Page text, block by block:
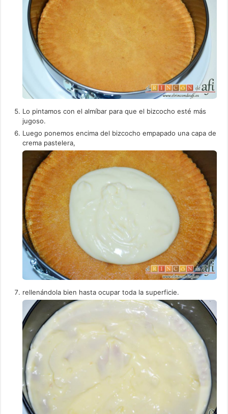
Lo pintamos con el almíbar para que el bizcocho esté más
jugoso.
Luego ponemos encima del bizcocho empapado una capa de
crema pastelera,
rellenándola bien hasta ocupar toda la superficie.